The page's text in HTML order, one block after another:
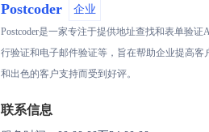
Postcoder 企业
Postcoder是一家专注于提供地址查找和表单验
行验证和电子邮件验证等，旨在帮助企业提高客
和出色的客户支持而受到好评。
联系信息